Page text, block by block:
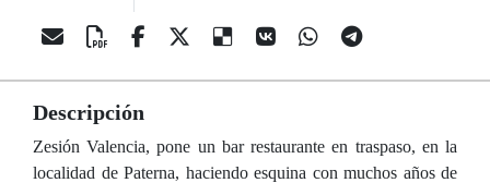
Descripción
Zesión Valencia, pone un bar restaurante en traspaso, en la
localidad de Paterna, haciendo esquina con muchos años de